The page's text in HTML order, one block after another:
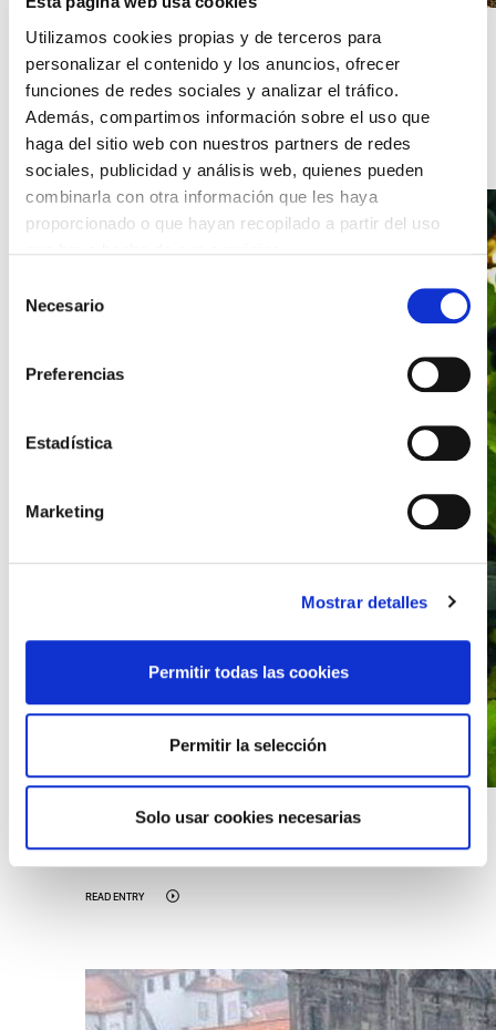
Utilizamos cookies propias y de terceros para
personalizar el contenido y los anuncios, ofrecer
funciones de redes sociales y analizar el tráfico.
Además, compartimos información sobre el uso que
haga del sitio web con nuestros partners de redes
sociales, publicidad y análisis web, quienes pueden
combinarla con otra información que les haya
proporcionado o que hayan recopilado a partir del uso
Necesario
Preferencias
Estadística
Marketing
Mostrar detalles
Permitir todas las cookies
Permitir la selección
Solo usar cookies necesarias
25/06/2020 11:52
The Café Majestic
READ ENTRY
22/06/2020 12:13
The Portuguese green wine
READ ENTRY